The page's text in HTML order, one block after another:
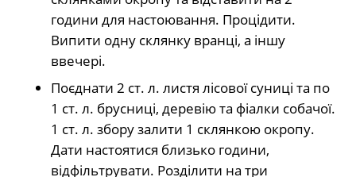
години для настоювання. Процідити.
Випити одну склянку вранці, а іншу
ввечері.
Поєднати 2 ст. л. листя лісової суниці та по
1 ст. л. брусниці, деревію та фіалки собачої.
1 ст. л. збору залити 1 склянкою окропу.
Дати настоятися близько години,
відфільтрувати. Розділити на три